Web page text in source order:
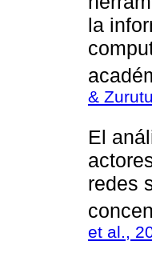
la
&
El
redes
et al.,